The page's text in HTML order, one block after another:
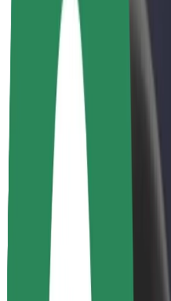
ვაკანსიები
Bolt-ის შესახებ
Bolt და
ნულოვანი
ბლოგი
სიახლეები
ბრენდის
მისია
ლიდერობა